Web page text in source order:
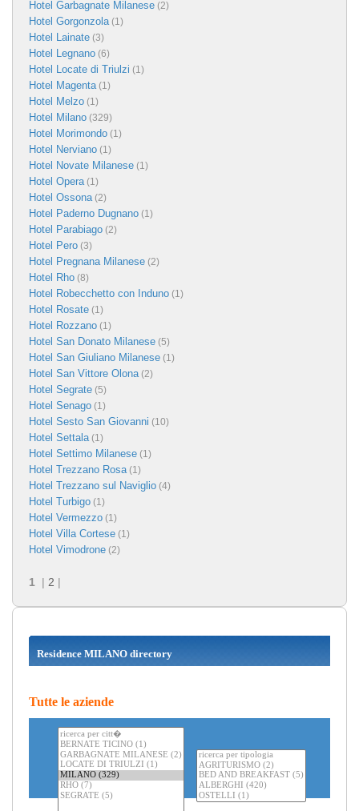
Hotel Garbagnate Milanese (2)
Hotel Gorgonzola(1)
Hotel Lainate (3)
Hotel Legnano (6)
Hotel Locate di Triulzi (1)
Hotel Magenta(1)
Hotel Melzo (1)
Hotel Milano (329)
Hotel Morimondo (1)
Hotel Nerviano (1)
Hotel Novate Milanese (1)
Hotel Opera(1)
Hotel Ossona(2)
Hotel Paderno Dugnano (1)
Hotel Parabiago (2)
Hotel Pero (3)
Hotel Pregnana Milanese (2)
Hotel Rho (8)
Hotel Robecchetto con Induno (1)
Hotel Rosate (1)
Hotel Rozzano (1)
Hotel San Donato Milanese (5)
Hotel San Giuliano Milanese (1)
Hotel San Vittore Olona(2)
Hotel Segrate (5)
Hotel Senago (1)
Hotel Sesto San Giovanni (10)
Hotel Settala(1)
Hotel Settimo Milanese (1)
Hotel Trezzano Rosa(1)
Hotel Trezzano sul Naviglio (4)
Hotel Turbigo (1)
Hotel Vermezzo (1)
Hotel Villa Cortese (1)
Hotel Vimodrone (2)
1 | 2 |
Residence MILANO directory
Tutte le aziende